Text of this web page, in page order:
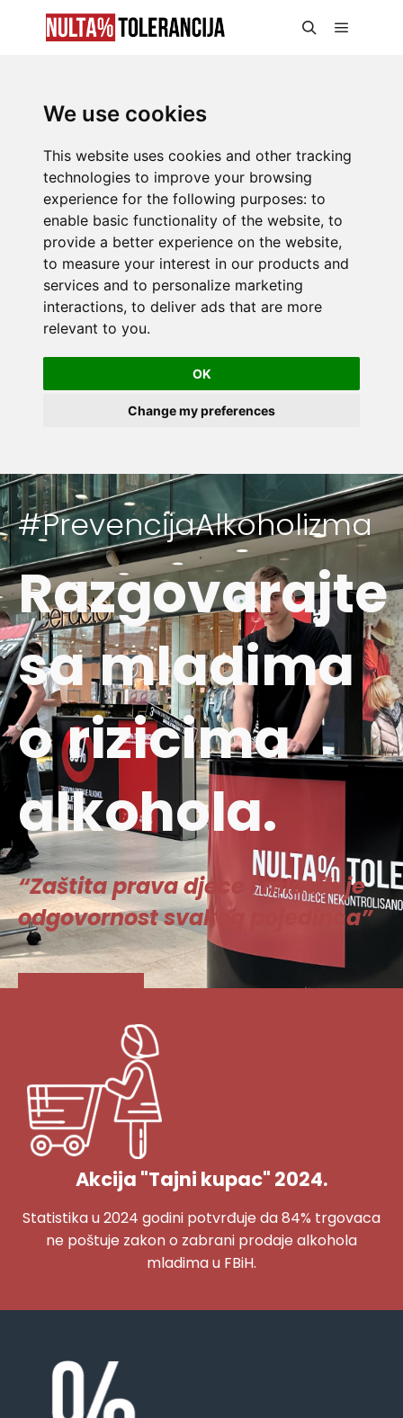
We use cookies
This website uses cookies and other tracking
technologies to improve your browsing
experience for the following purposes: to
enable basic functionality of the website, to
provide a better experience on the website,
to measure your interest in our products and
services and to personalize marketing
interactions, to deliver ads that are more
relevant to you.
OK
Change my preferences
#PrevencijaAlkoholizma
Razgovarajte
sa mladima
o rizicima
alkohola.
“Zaštita prava djece i mladih je
odgovornost svakog pojedinca”
Akcija "Tajni kupac" 2024.
Statistika u 2024 godini potvrđuje da 84% trgovaca
ne poštuje zakon o zabrani prodaje alkohola
mladima u FBiH.